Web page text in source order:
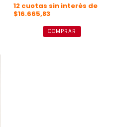
12 cuotas sin interés de
$16.665,83
COMPRAR